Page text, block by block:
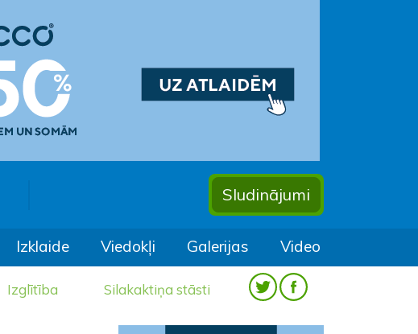
Sludinājumi
Izklaide Viedokļi Galerijas Video
Izglītība Silakaktiņa stāsti